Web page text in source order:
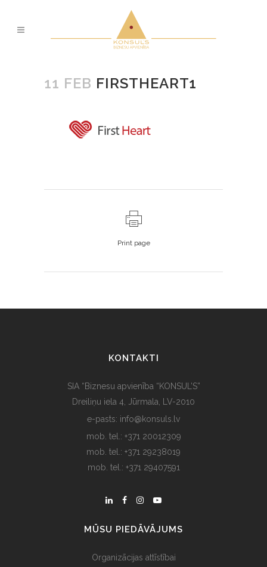
11 FEB FIRSTHEART1
Print page
KONTAKTI
SIA “Biznesu apvienība “KONSUL’S”
Dreiliņu iela 4, Jūrmala, LV-2010
e-pasts: info@konsuls.lv
mob. tel.: +371 20012309
mob. tel.: +371 29238019
mob. tel.: +371 29407591
MŪSU PIEDĀVĀJUMS
Organizācijas attīstībai